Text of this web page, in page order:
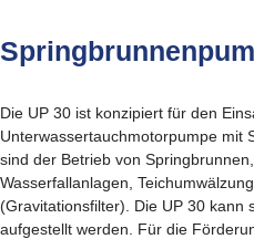
Die UP 30 ist konzipiert für den
Unterwassertauchmotorpumpe mit
sind der Betrieb von
Wasserfallanlagen,
(Gravitationsfilter). Die UP 30 kann
aufgestellt werden. Für die